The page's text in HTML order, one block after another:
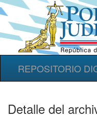
REPOSITORIO
Detalle del